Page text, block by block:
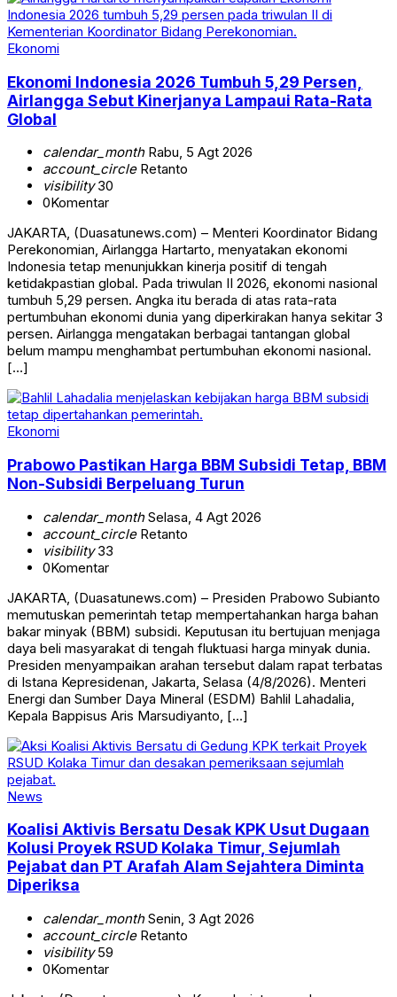
Ekonomi
Ekonomi Indonesia 2026 Tumbuh 5,29 Persen,
Airlangga Sebut Kinerjanya Lampaui Rata-Rata
Global
calendar_monthRabu, 5 Agt 2026
account_circleRetanto
visibility30
0Komentar
JAKARTA, (Duasatunews.com) – Menteri Koordinator Bidang
Perekonomian, Airlangga Hartarto, menyatakan ekonomi
Indonesia tetap menunjukkan kinerja positif di tengah
ketidakpastian global. Pada triwulan II 2026, ekonomi nasional
tumbuh 5,29 persen. Angka itu berada di atas rata-rata
pertumbuhan ekonomi dunia yang diperkirakan hanya sekitar 3
persen. Airlangga mengatakan berbagai tantangan global
belum mampu menghambat pertumbuhan ekonomi nasional.
[…]
Ekonomi
Prabowo Pastikan Harga BBM Subsidi Tetap, BBM
Non-Subsidi Berpeluang Turun
calendar_monthSelasa, 4 Agt 2026
account_circleRetanto
visibility33
0Komentar
JAKARTA, (Duasatunews.com) – Presiden Prabowo Subianto
memutuskan pemerintah tetap mempertahankan harga bahan
bakar minyak (BBM) subsidi. Keputusan itu bertujuan menjaga
daya beli masyarakat di tengah fluktuasi harga minyak dunia.
Presiden menyampaikan arahan tersebut dalam rapat terbatas
di Istana Kepresidenan, Jakarta, Selasa (4/8/2026). Menteri
Energi dan Sumber Daya Mineral (ESDM) Bahlil Lahadalia,
Kepala Bappisus Aris Marsudiyanto, […]
News
Koalisi Aktivis Bersatu Desak KPK Usut Dugaan
Kolusi Proyek RSUD Kolaka Timur, Sejumlah
Pejabat dan PT Arafah Alam Sejahtera Diminta
Diperiksa
calendar_monthSenin, 3 Agt 2026
account_circleRetanto
visibility59
0Komentar